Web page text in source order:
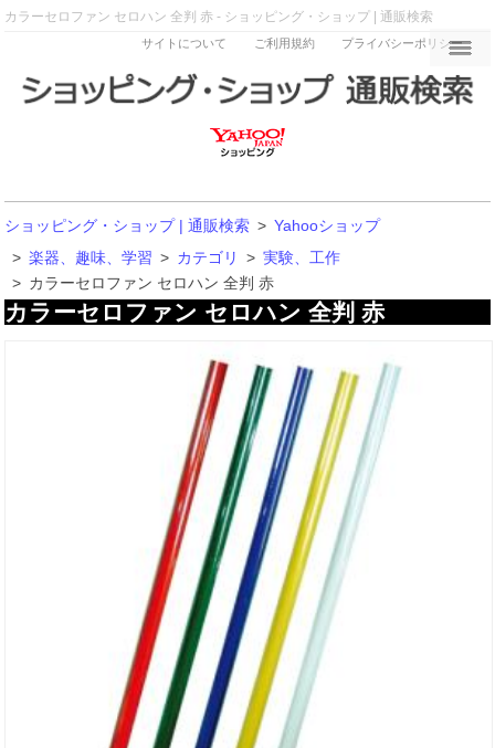
カラーセロファン セロハン 全判 赤 - ショッピング・ショップ | 通販検索
サイトについて ご利用規約 プライバシーポリシー
ショッピング・ショップ | 通販検索 > Yahooショップ
> 楽器、趣味、学習 > カテゴリ > 実験、工作
> カラーセロファン セロハン 全判 赤
カラーセロファン セロハン 全判 赤